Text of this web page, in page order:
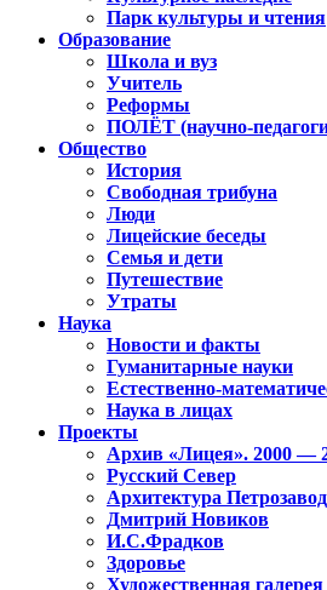
Парк культуры и чтения
Образование
Школа и вуз
Учитель
Реформы
ПОЛЁТ (научно-
Общество
История
Свободная трибуна
Люди
Лицейские беседы
Семья и дети
Путешествие
Утраты
Наука
Новости и факты
Гуманитарные науки
Естественно-
Наука в лицах
Проекты
Архив «Лицея». 2000 —
Русский Север
Архитектура
Дмитрий Новиков
И.С.Фрадков
Здоровье
Художественная